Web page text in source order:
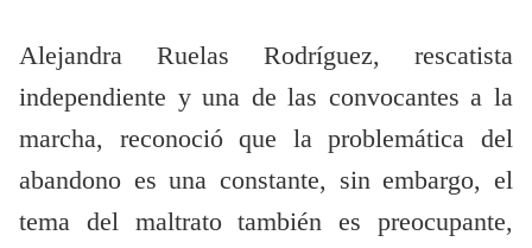
Alejandra Ruelas Rodríguez, rescatista
independiente y una de las convocantes a la
marcha, reconoció que la problemática del
abandono es una constante, sin embargo, el
tema del maltrato también es preocupante,